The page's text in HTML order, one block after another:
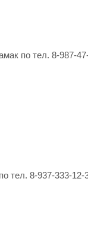
по тел. 8-987-
тел. 8-937-333-12-